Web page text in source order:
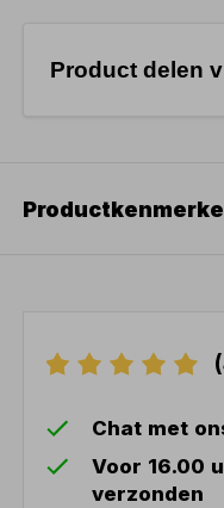
Product delen
Chat met
Voor 16.00
verzonden